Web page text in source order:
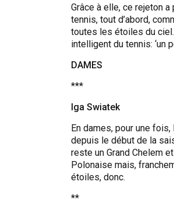
Grâce à elle, ce rejeton
tennis, tout d’abord,
toutes les étoiles du ciel.
intelligent du tennis: ‘un
DAMES
***
Iga Swiatek
En dames, pour une
depuis le début de la
reste un Grand Chelem
Polonaise mais,
étoiles, donc.
**